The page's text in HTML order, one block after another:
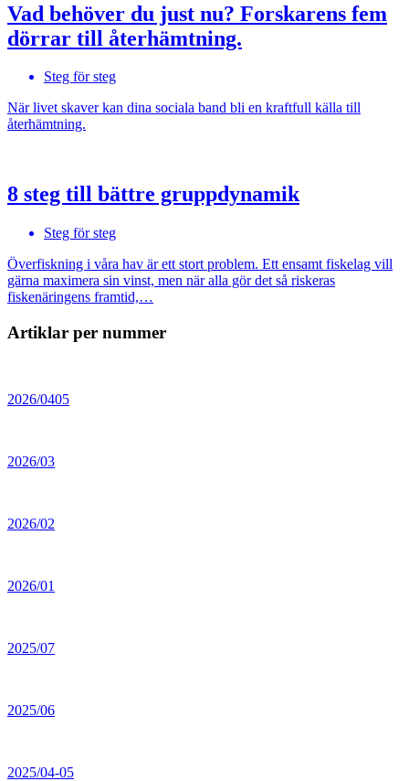
Vad behöver du just nu? Forskarens fem
dörrar till återhämtning.
Steg för steg
När livet skaver kan dina sociala band bli en kraftfull källa till
återhämtning.
8 steg till bättre gruppdynamik
Steg för steg
Överfiskning i våra hav är ett stort problem. Ett ensamt fiskelag vill
gärna maximera sin vinst, men när alla gör det så riskeras
fiskenäringens framtid,…
Artiklar per nummer
2026/0405
2026/03
2026/02
2026/01
2025/07
2025/06
2025/04-05